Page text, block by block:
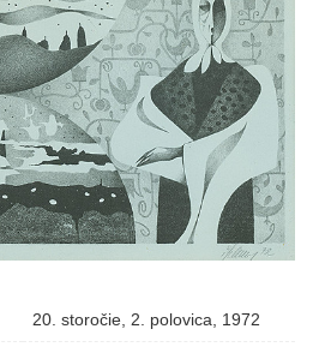
20. storočie, 2. polovica, 1972